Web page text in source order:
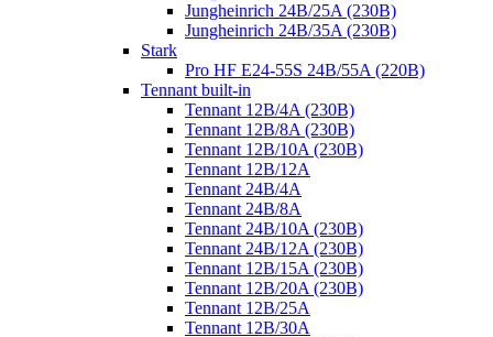
Jungheinrich 24B/25A (230B)
Jungheinrich 24B/35A (230B)
Stark
Pro HF E24-55S 24B/55A (220B)
Tennant built-in
Tennant 12B/4A (230B)
Tennant 12B/8A (230B)
Tennant 12B/10A (230B)
Tennant 12B/12A
Tennant 24B/4A
Tennant 24B/8A
Tennant 24B/10A (230B)
Tennant 24B/12A (230B)
Tennant 12B/15A (230B)
Tennant 12B/20A (230B)
Tennant 12B/25A
Tennant 12B/30A